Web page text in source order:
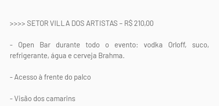
>>>> SETOR VILLA DOS ARTISTAS – R$ 210,00
- Open Bar durante todo o evento: vodka Orloff, suco,
refrigerante, água e cerveja Brahma.
- Acesso à frente do palco
- Visão dos camarins